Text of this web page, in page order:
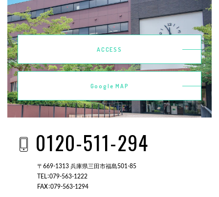
ACCESS
Google MAP
0120-511-294
〒669-1313 兵庫県三田市福島501-85
TEL：079-563-1222
FAX：079-563-1294